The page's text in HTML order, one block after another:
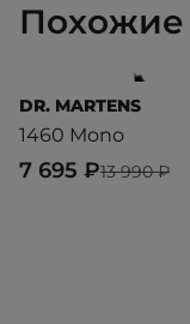
Похожие
DR. MARTENS
1460 Mono
13 990 ₽
7 695 ₽